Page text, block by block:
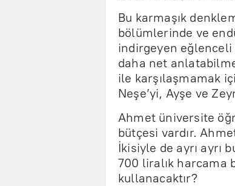
Bu karmaşık
bölümlerinde ve
indirgeyen eğlenceli
daha net
ile karşılaşmamak
Neşe’yi, Ayşe ve
Ahmet üniversite
bütçesi vardır.
İkisiyle de ayrı ayrı
700 liralık harcama
kullanacaktır?